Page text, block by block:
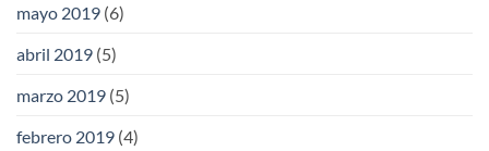
mayo 2019 (6)
abril 2019 (5)
marzo 2019 (5)
febrero 2019 (4)